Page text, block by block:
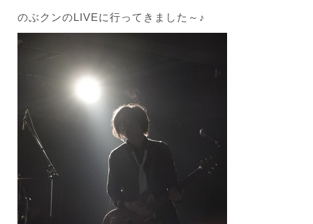
のぶクンのLIVEに行ってきました～♪